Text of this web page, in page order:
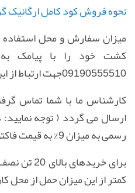
نحوه فروش کود کامل ارگانیک
میزان سفارش و محل استفاده
کشت خود را با پیامک به
09190555510جهت ارتباط از این طریق است.
کارشناس ما با شما تماس
ارسال می گردد ( توجه
رسمی به میزان 9% به قیمت فاکتور اضافه خواهد شد )
برای
کمتر از این میزان حمل از محل